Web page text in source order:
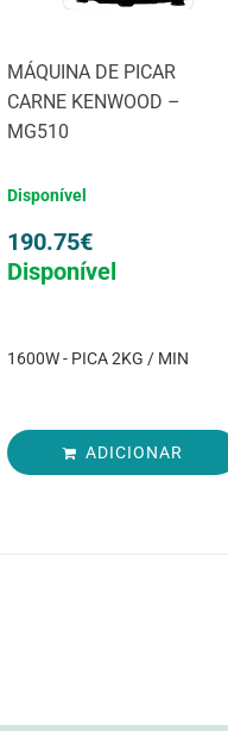
MÁQUINA DE PICAR
CARNE KENWOOD –
MG510
Disponível
190.75€
Disponível
1600W - PICA 2KG / MIN
ADICIONAR